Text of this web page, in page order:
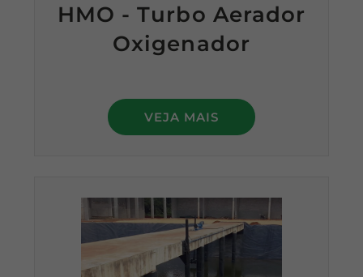
HMO - Turbo Aerador
Oxigenador
VEJA MAIS